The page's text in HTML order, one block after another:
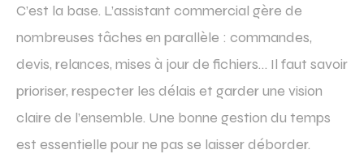
C’est la base. L’assistant commercial gère de
nombreuses tâches en parallèle : commandes,
devis, relances, mises à jour de fichiers… Il faut savoir
prioriser, respecter les délais et garder une vision
claire de l’ensemble. Une bonne gestion du temps
est essentielle pour ne pas se laisser déborder.